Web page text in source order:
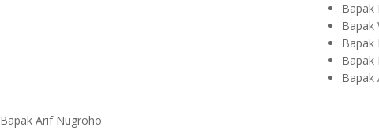
Bapak
Bapak
Bapak
Bapak
Bapak
Bapak Arif Nugroho